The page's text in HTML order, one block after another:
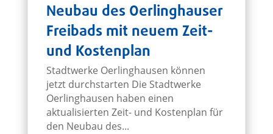
Neubau des Oerlinghauser
Freibads mit neuem Zeit-
und Kostenplan
Stadtwerke Oerlinghausen können
jetzt durchstarten Die Stadtwerke
Oerlinghausen haben einen
aktualisierten Zeit- und Kostenplan für
den Neubau des...